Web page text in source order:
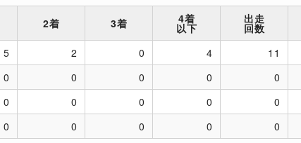
2着 3着 4着
以下
出走
回数
5 2 0 4 11
0 0 0 0 0
0 0 0 0 0
0 0 0 0 0